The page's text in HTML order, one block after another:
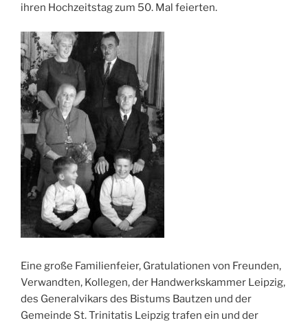
ihren Hochzeitstag zum 50. Mal feierten.
Eine große Familienfeier, Gratulationen von Freunden,
Verwandten, Kollegen, der Handwerkskammer Leipzig,
des Generalvikars des Bistums Bautzen und der
Gemeinde St. Trinitatis Leipzig trafen ein und der